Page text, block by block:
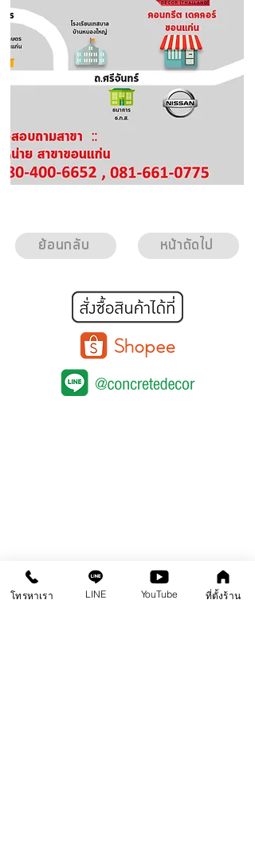
ย้อนกลับ หน้าถัดไป
โทรหาเรา LINE YouTube ที่ตั้งร้าน